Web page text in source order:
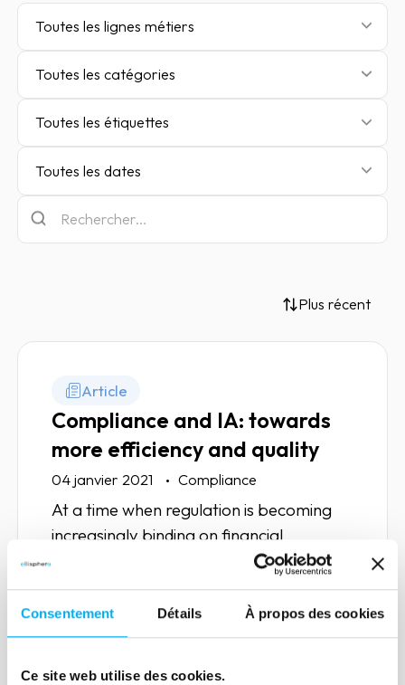
Consentement Détails À propos des cookies
Ce site web utilise des cookies.
Toutes les lignes métiers
Toutes les catégories
Toutes les étiquettes
Toutes les dates
Plus récent
Article
Compliance and IA: towards
more efficiency and quality
04 janvier 2021 Compliance
At a time when regulation is becoming
increasingly binding on financial
institutions, how can AI help improve
communication between supervisors
and financial institutions?
Lire la suite